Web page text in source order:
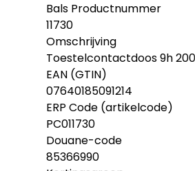
Bals Productnummer
11730
Omschrijving
Toestelcontactdoos 9h
EAN (GTIN)
07640185091214
ERP Code (artikelcode)
PC011730
Douane-code
85366990